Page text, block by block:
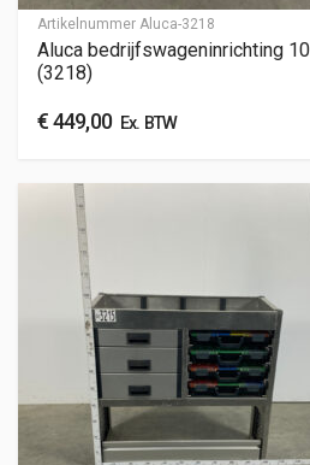
Artikelnummer Aluca-3218
Aluca bedrijfswageninrichting
(3218)
€449,00Ex. BTW